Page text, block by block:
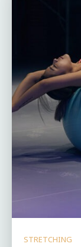
STRETCHING